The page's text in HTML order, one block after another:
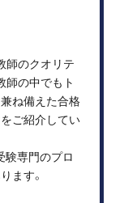
師のクオリテ
師の中でもト
ね備えた合格
ご紹介してい
験専門のプロ
ます。